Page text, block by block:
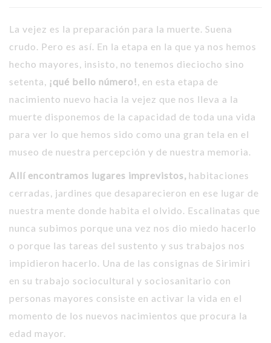
La vejez es la preparación para la muerte. Suena
crudo. Pero es así. En la etapa en la que ya nos hemos
hecho mayores, insisto, no tenemos dieciocho sino
setenta, ¡qué bello número!, en esta etapa de
nacimiento nuevo hacia la vejez que nos lleva a la
muerte disponemos de la capacidad de toda una vida
para ver lo que hemos sido como una gran tela en el
museo de nuestra percepción y de nuestra memoria.
Allí encontramos lugares imprevistos, habitaciones
cerradas, jardines que desaparecieron en ese lugar de
nuestra mente donde habita el olvido. Escalinatas que
nunca subimos porque una vez nos dio miedo hacerlo
o porque las tareas del sustento y sus trabajos nos
impidieron hacerlo. Una de las consignas de Sirimiri
en su trabajo sociocultural y sociosanitario con
personas mayores consiste en activar la vida en el
momento de los nuevos nacimientos que procura la
edad mayor.